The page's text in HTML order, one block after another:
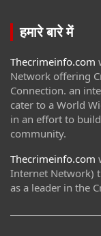
हमारे बारे में
Thecrimeinfo.com
Network offering
Connection. an
cater to a World
in an effort to
community.
Thecrimeinfo.com
Internet Network)
as a leader in the